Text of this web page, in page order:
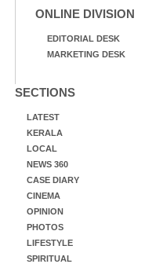
ONLINE DIVISION
EDITORIAL DESK
MARKETING DESK
SECTIONS
LATEST
KERALA
LOCAL
NEWS 360
CASE DIARY
CINEMA
OPINION
PHOTOS
LIFESTYLE
SPIRITUAL